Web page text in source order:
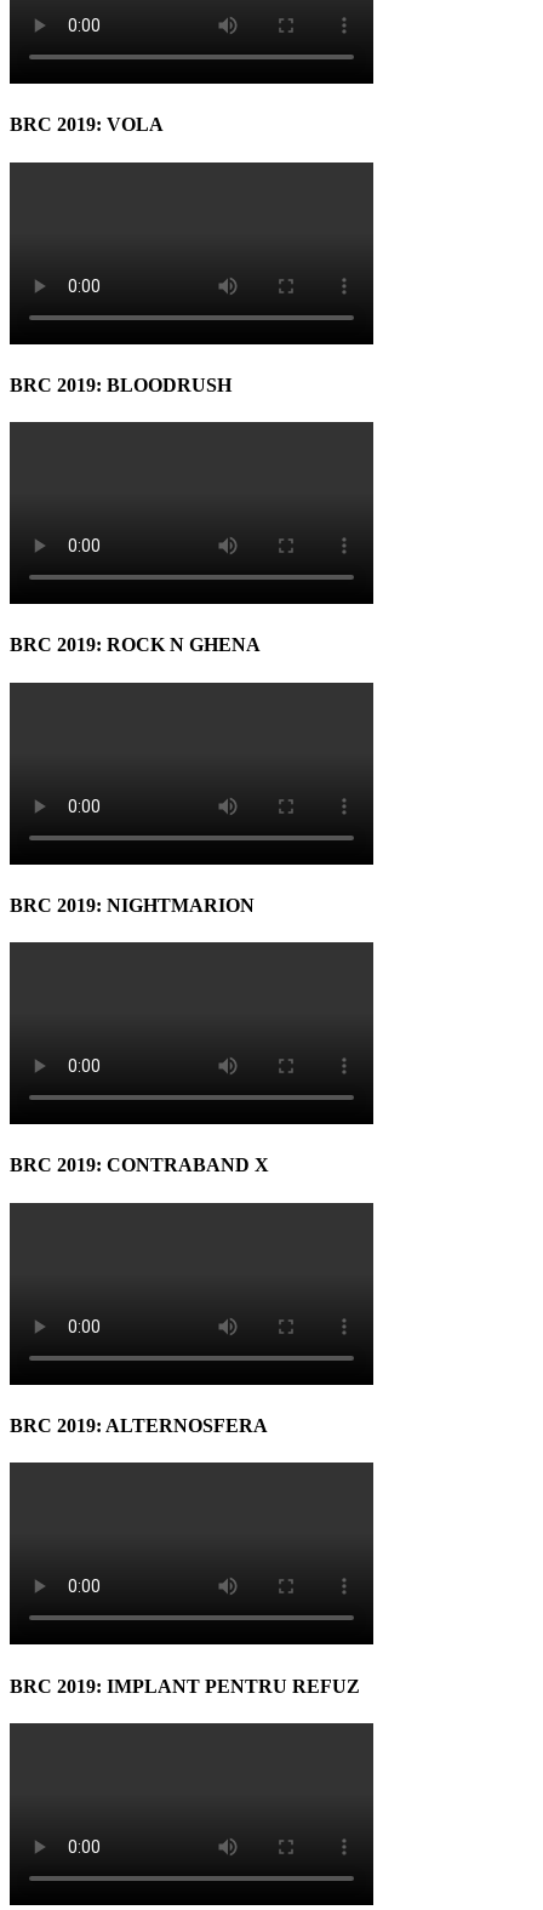
BRC 2019: VOLA
BRC 2019: BLOODRUSH
BRC 2019: ROCK N GHENA
BRC 2019: NIGHTMARION
BRC 2019: CONTRABAND X
BRC 2019: ALTERNOSFERA
BRC 2019: IMPLANT PENTRU REFUZ